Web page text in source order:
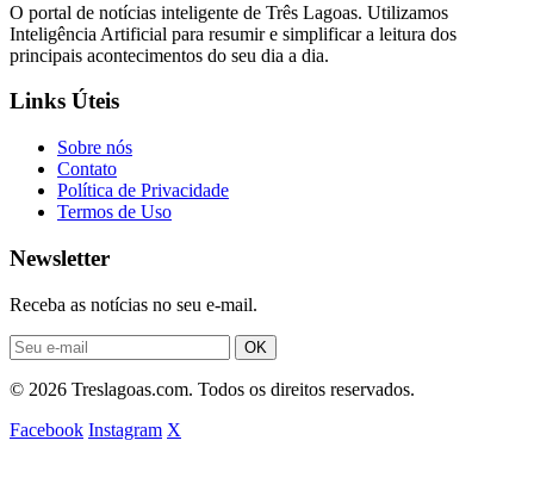
O portal de notícias inteligente de Três Lagoas. Utilizamos
Inteligência Artificial para resumir e simplificar a leitura dos
principais acontecimentos do seu dia a dia.
Links Úteis
Sobre nós
Contato
Política de Privacidade
Termos de Uso
Newsletter
Receba as notícias no seu e-mail.
OK
© 2026 Treslagoas.com. Todos os direitos reservados.
Facebook Instagram X